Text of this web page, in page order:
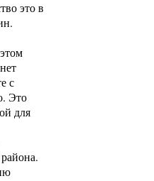
это в
с
Это
для